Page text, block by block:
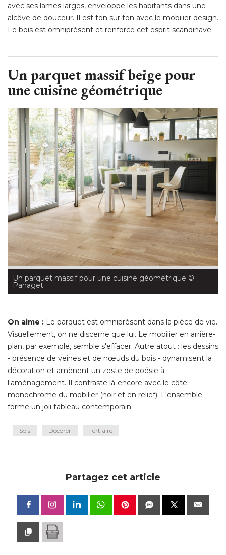
avec ses lames larges, enveloppe les habitants dans une
alcôve de douceur. Il est ton sur ton avec le mobilier design.
Le bois est omniprésent et renforce cet esprit scandinave.
Un parquet massif beige pour
une cuisine géométrique
Un parquet massif pour une cuisine géométrique ©
Panaget
On aime : Le parquet est omniprésent dans la pièce de vie.
Visuellement, on ne discerne que lui. Le mobilier en arrière-
plan, par exemple, semble s'effacer. Autre atout : les dessins
- présence de veines et de nœuds du bois - dynamisent la
décoration et amènent un zeste de poésie à
l'aménagement. Il contraste là-encore avec le côté
monochrome du mobilier (noir et en relief). L'ensemble
forme un joli tableau contemporain.
Sols Décorer Tertiaire
Partagez cet article